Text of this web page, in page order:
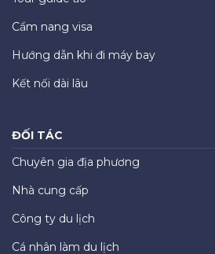
Cẩm nang visa
Hướng dẫn khi đi máy bay
Kết nối dài lâu
ĐỐI TÁC
Chuyên gia địa phương
Nhà cung cấp
Công ty du lịch
Cá nhân làm du lịch